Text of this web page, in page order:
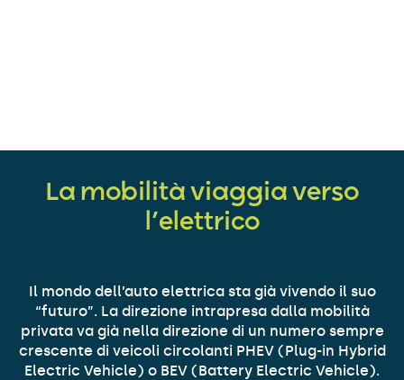
La mobilità viaggia verso
l’elettrico
Il mondo dell’auto elettrica sta già vivendo il suo
“futuro”. La direzione intrapresa dalla mobilità
privata va già nella direzione di un numero sempre
crescente di veicoli circolanti PHEV (Plug-in Hybrid
Electric Vehicle) o BEV (Battery Electric Vehicle).